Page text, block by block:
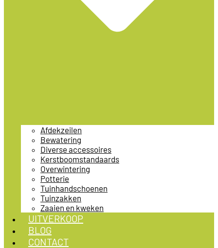
Afdekzeilen
Bewatering
Diverse accessoires
Kerstboomstandaards
Overwintering
Potterie
Tuinhandschoenen
Tuinzakken
Zaaien en kweken
UITVERKOOP
BLOG
CONTACT